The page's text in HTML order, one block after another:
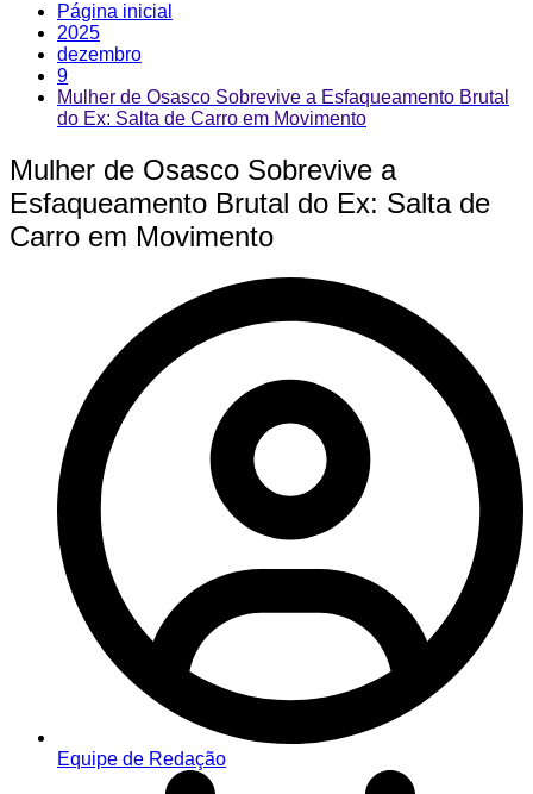
Página inicial
2025
dezembro
9
Mulher de Osasco Sobrevive a Esfaqueamento Brutal
do Ex: Salta de Carro em Movimento
Mulher de Osasco Sobrevive a
Esfaqueamento Brutal do Ex: Salta de
Carro em Movimento
Equipe de Redação